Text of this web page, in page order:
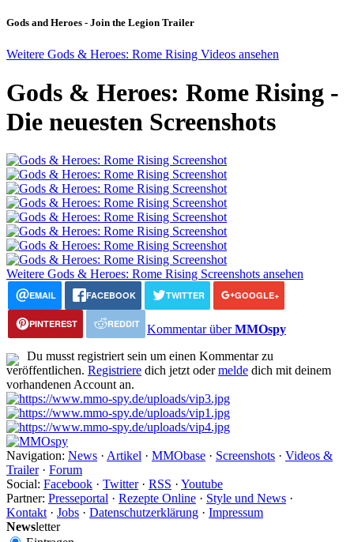
Gods and Heroes - Join the Legion Trailer
Weitere Gods & Heroes: Rome Rising Videos ansehen
Gods & Heroes: Rome Rising -
Die neuesten Screenshots
Weitere Gods & Heroes: Rome Rising Screenshots ansehen
EMAIL FACEBOOK TWITTER GOOGLE+
PINTEREST REDDIT Kommentar überMMOspy
Du musst registriert sein um einen Kommentar zu
veröffentlichen. Registriere dich jetzt odermelde dich mit deinem
vorhandenen Account an.
Navigation: News · Artikel · MMObase · Screenshots · Videos &
Trailer· Forum
Social: Facebook · Twitter· RSS · Youtube
Partner: Presseportal · Rezepte Online · Style und News ·
Kontakt· Jobs · Datenschutzerklärung · Impressum
Newsletter